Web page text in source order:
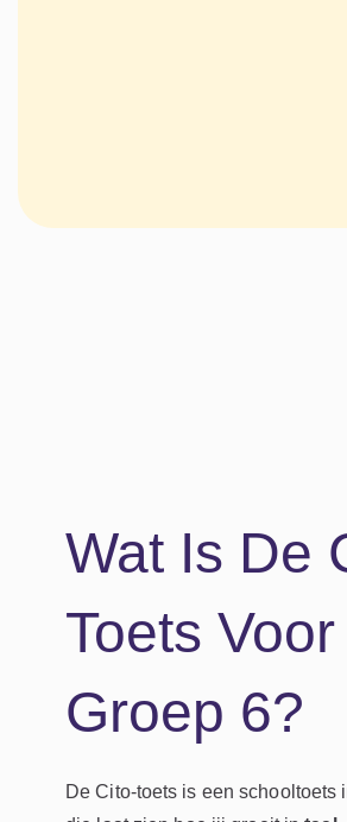
Wat Is De
Toets Voor
Groep 6?
De Cito-toets is een schooltoets